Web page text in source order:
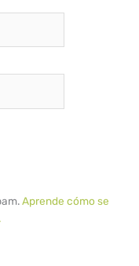
Aprende cómo se